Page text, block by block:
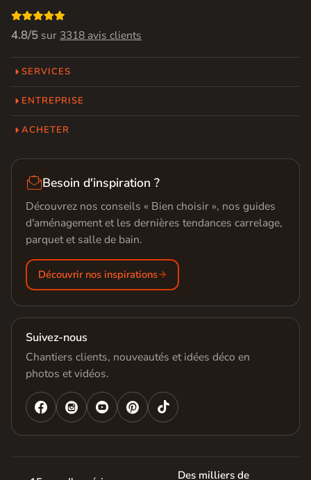

4.8/5 sur 3318 avis clients
SERVICES
ENTREPRISE
ACHETER
Besoin d'inspiration ?
Découvrez nos conseils « Bien choisir », nos guides
d'aménagement et les dernières tendances carrelage,
parquet et salle de bain.
Découvrir nos inspirations
Suivez-nous
Chantiers clients, nouveautés et idées déco en
photos et vidéos.
   
Des milliers de